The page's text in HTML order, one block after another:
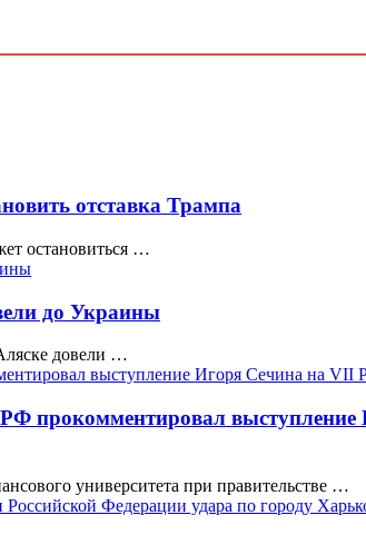
отставка Трампа
остановиться …
до Украины
довели …
РФ прокомментировал
университета при правительстве …